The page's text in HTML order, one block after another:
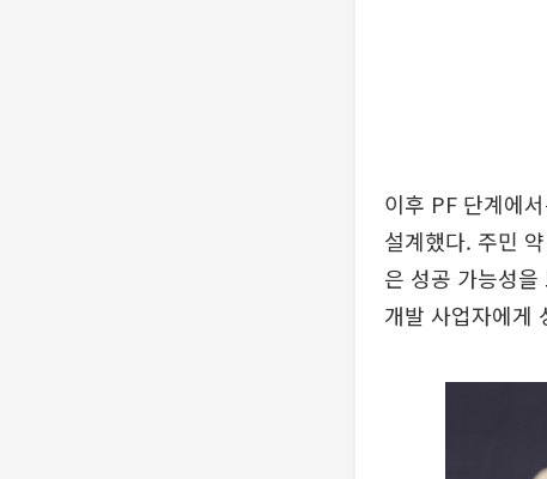
이후 PF 단계에
설계했다. 주민
은 성공 가능성
개발 사업자에게